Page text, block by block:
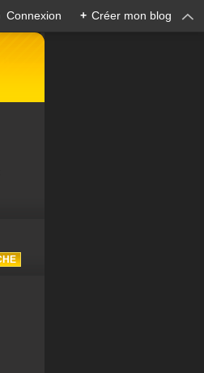
Connexion + Créer mon blog